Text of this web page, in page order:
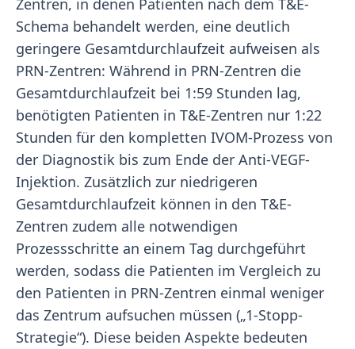
Zentren, in denen Patienten nach dem T&E-
Schema behandelt werden, eine deutlich
geringere Gesamtdurchlaufzeit aufweisen als
PRN-Zentren: Während in PRN-Zentren die
Gesamtdurchlaufzeit bei 1:59 Stunden lag,
benötigten Patienten in T&E-Zentren nur 1:22
Stunden für den kompletten IVOM-Prozess von
der Diagnostik bis zum Ende der Anti-VEGF-
Injektion. Zusätzlich zur niedrigeren
Gesamtdurchlaufzeit können in den T&E-
Zentren zudem alle notwendigen
Prozessschritte an einem Tag durchgeführt
werden, sodass die Patienten im Vergleich zu
den Patienten in PRN-Zentren einmal weniger
das Zentrum aufsuchen müssen („1-Stopp-
Strategie“). Diese beiden Aspekte bedeuten